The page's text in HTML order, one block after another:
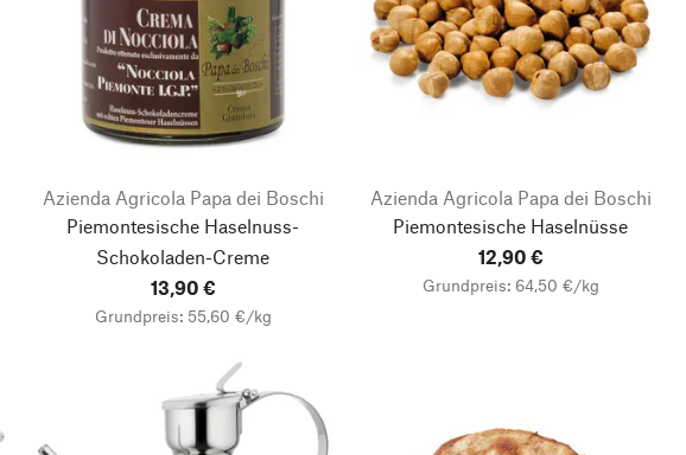
Azienda Agricola Papa dei Boschi
Piemontesische Haselnuss-
Schokoladen-Creme
13,90 €
Grundpreis: 55,60 €/kg
Azienda Agricola Papa dei Boschi
Piemontesische Haselnüsse
12,90 €
Grundpreis: 64,50 €/kg